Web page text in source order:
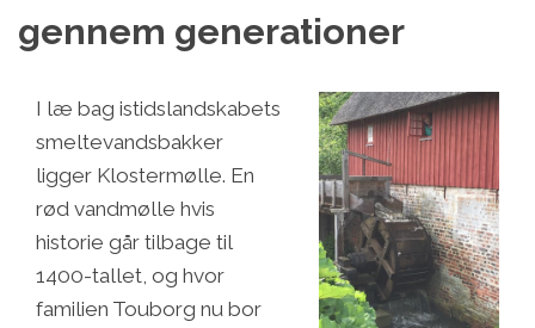
gennem generationer
I læ bag istidslandskabets
smeltevandsbakker
ligger Klostermølle. En
rød vandmølle hvis
historie går tilbage til
1400-tallet, og hvor
familien Touborg nu bor